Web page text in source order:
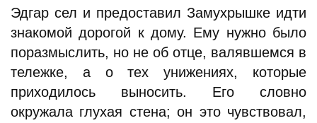
Эдгар сел и предоставил Замухрышке идти
знакомой дорогой к дому. Ему нужно было
поразмыслить, но не об отце, валявшемся в
тележке, а о тех унижениях, которые
приходилось выносить. Его словно
окружала глухая стена; он это чувствовал,